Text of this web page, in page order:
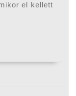
el kellett